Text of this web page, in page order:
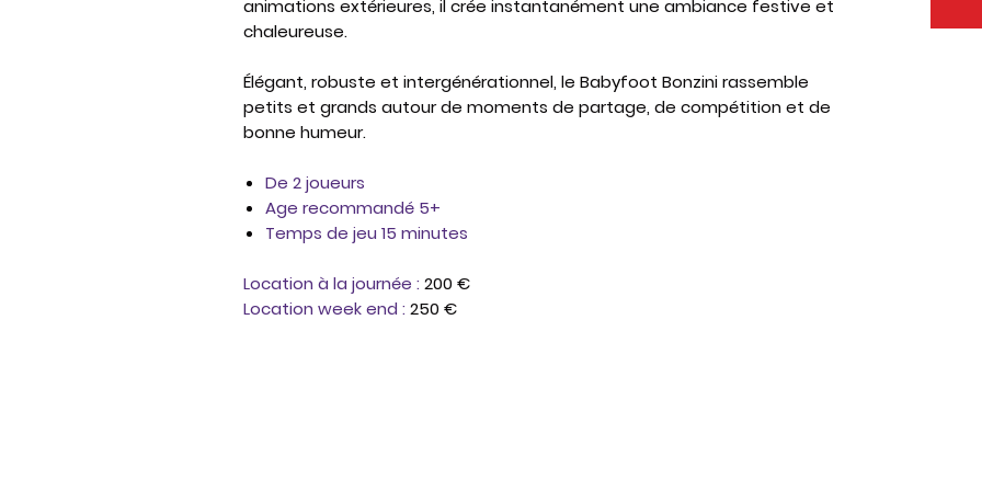
animations extérieures, il crée instantanément une ambiance festive et
chaleureuse.
Élégant, robuste et intergénérationnel, le Babyfoot Bonzini rassemble
petits et grands autour de moments de partage, de compétition et de
bonne humeur.
De 2 joueurs
Age recommandé 5+
Temps de jeu 15 minutes
Location à la journée : 200 €
Location week end : 250 €